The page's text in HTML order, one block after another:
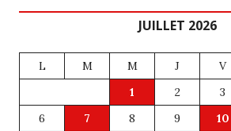
JUILLET 2026
L M M J V
1
2 3
6
7 8 9 10